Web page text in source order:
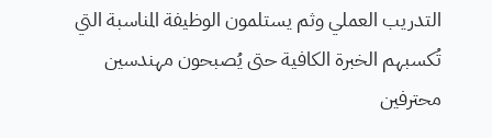
التدريب العملي وثم يستلمون الوظيفة المناسبة التي
تُكسبهم الخبرة الكافية حتى يُصبحون مهندسين
محترفين